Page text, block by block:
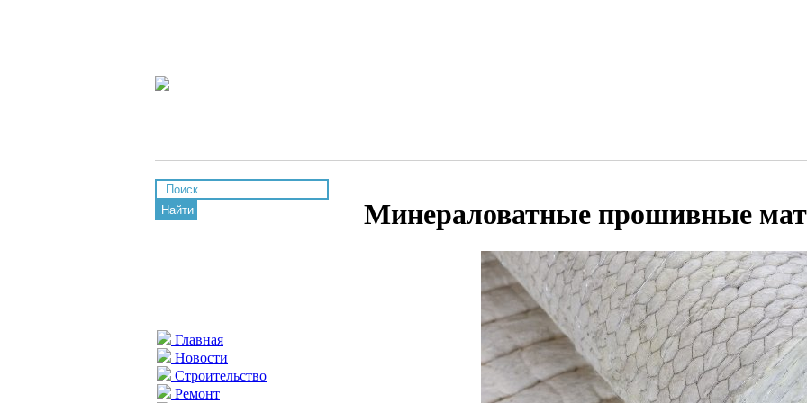
Найти
Главная
Новости
Строительство
Ремонт
Минераловатные прошивные